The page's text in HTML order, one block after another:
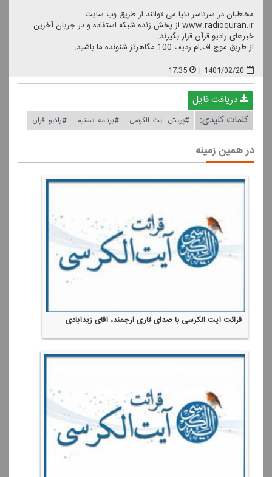
مخاطبان در سرتاسر دنیا می توانند از طریق وب سایت
www.radioquran.ir از پخش زنده شبكه استفاده و در جریان آخرین
خبرهای رادیو قرآن قرار بگیرند.
از طریق موج اف.ام ردیف 100 مگاهرتز شنونده ما باشید.
1401/02/20
|
17:35
دریافت فایل
کلمات کلیدی:
#پویش_آیت_الكرسی #برنامه_تسنیم #رادیو_قران
در همین زمینه
قرائت آیت الكرسی با صدای قاری ارجمند، آقای زیدآبادی